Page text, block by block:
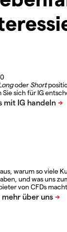
oderShort
Sie sich für IG
warum so viele
und was uns
von CFDs